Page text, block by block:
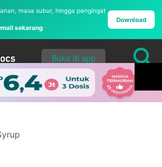
masa subur, hingga pengingat
sekarang
Download
Buka di app